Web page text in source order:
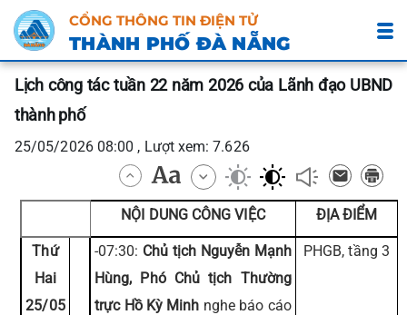
CỔNG THÔNG TIN ĐIỆN TỬ
THÀNH PHỐ ĐÀ NẴNG
Lịch công tác tuần 22 năm 2026 của Lãnh đạo UBND
thành phố
25/05/2026 08:00 , Lượt xem: 7.626
NỘI DUNG CÔNG VIỆC ĐỊA ĐIỂM
Thứ
Hai
25/05
-07:30: Chủ tịch Nguyễn Mạnh
Hùng, Phó Chủ tịch Thường
trực Hồ Kỳ Minh nghe báo cáo
PHGB, tầng 3